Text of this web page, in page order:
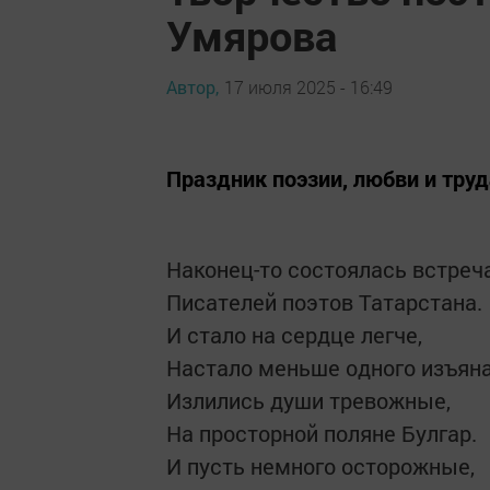
Умярова
Автор, 17 июля 2025 - 16:49
Праздник поэзии, любви и
Наконец-то состоялась
Писателей поэтов Татарстана.
И стало на сердце легче,
Настало меньше одного
Излились души тревожные,
На просторной поляне Булгар.
И пусть немного осторожные,